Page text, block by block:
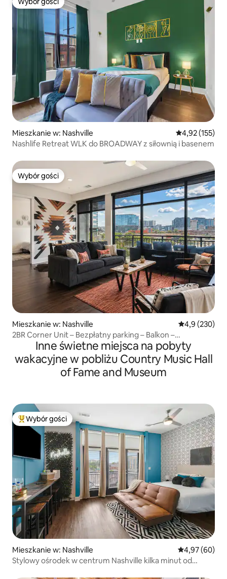
Wybór gości
Mieszkanie w: Nashville Średnia
4,92 (155)
Nashlife Retreat WLK do BROADWAY z siłownią i basenem
Wybór gości
Wybór gości
Mieszkanie w: Nashville Średnia
4,9 (230)
2BR Corner Unit – Bezpłatny parking – Balkon –
Podgrzewany basen!
Inne świetne miejsca na pobyty
wakacyjne w pobliżu Country Music Hall
of Fame and Museum
Najpopularniejsze z kategorii Wybór gości
Wybór gości
Mieszkanie w: Nashville Średnia
4,97 (60)
Stylowy ośrodek w centrum Nashville kilka minut od